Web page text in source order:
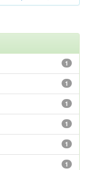
1
1
1
1
1
1